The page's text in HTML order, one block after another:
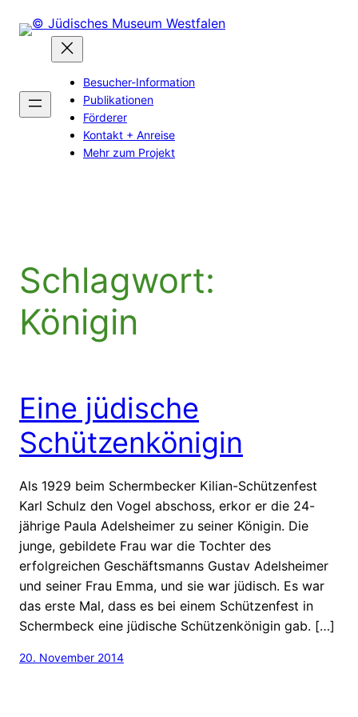
Inhalt
Besucher-Information
Publikationen
Förderer
Kontakt + Anreise
Mehr zum Projekt
Schlagwort:
Königin
Eine jüdische
Schützenkönigin
Als 1929 beim Schermbecker Kilian-Schützenfest
Karl Schulz den Vogel abschoss, erkor er die 24-
jährige Paula Adelsheimer zu seiner Königin. Die
junge, gebildete Frau war die Tochter des
erfolgreichen Geschäftsmanns Gustav Adelsheimer
und seiner Frau Emma, und sie war jüdisch. Es war
das erste Mal, dass es bei einem Schützenfest in
Schermbeck eine jüdische Schützenkönigin gab. […]
20. November 2014